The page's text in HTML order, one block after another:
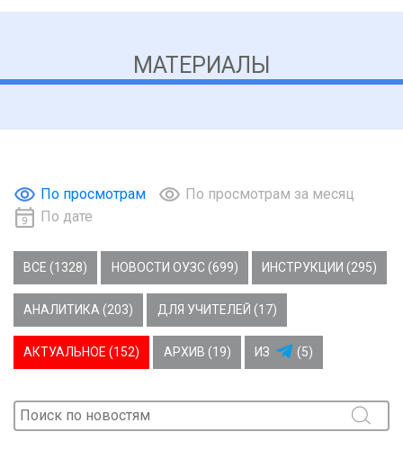
МАТЕРИАЛЫ
По просмотрам
По просмотрам за месяц
По дате
ВСЕ (1328) НОВОСТИ ОУЗС (699) ИНСТРУКЦИИ (295)
АНАЛИТИКА (203) ДЛЯ УЧИТЕЛЕЙ (17)
АКТУАЛЬНОЕ (152) АРХИВ (19) ИЗ (5)